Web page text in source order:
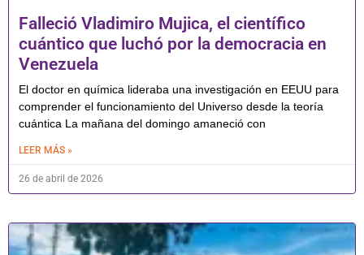
Falleció Vladimiro Mujica, el científico
cuántico que luchó por la democracia en
Venezuela
El doctor en química lideraba una investigación en EEUU para
comprender el funcionamiento del Universo desde la teoría
cuántica La mañana del domingo amaneció con
LEER MÁS »
26 de abril de 2026